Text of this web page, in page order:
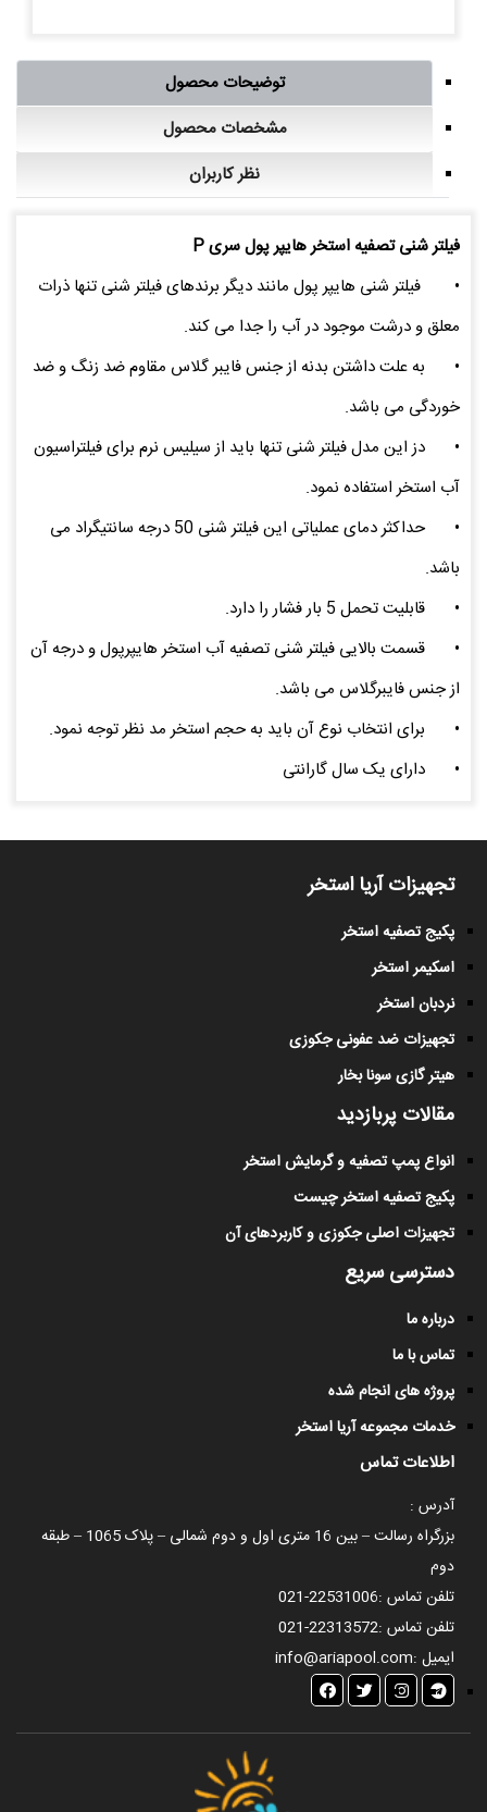
توضیحات محصول
مشخصات محصول
نظر کاربران
فیلتر شنی تصفیه استخر هایپر پول سری P
•
فیلتر شنی هایپر پول مانند دیگر برندهای فیلتر شنی تنها ذرات
معلق و درشت موجود در آب را جدا می کند.
•
به علت داشتن بدنه از جنس فایبر گلاس مقاوم ضد زنگ و ضد
خوردگی می باشد.
•
دز این مدل فیلتر شنی تنها باید از سیلیس نرم برای فیلتراسیون
آب استخر استفاده نمود.
•
حداکثر دمای عملیاتی این فیلتر شنی 50 درجه سانتیگراد می
باشد.
•
قابلیت تحمل 5 بار فشار را دارد.
•
قسمت بالایی فیلتر شنی تصفیه آب استخر هایپرپول و درجه آن
از جنس فایبرگلاس می باشد.
•
برای انتخاب نوع آن باید به حجم استخر مد نظر توجه نمود.
•
دارای یک سال گارانتی
تجهیزات آریا استخر
پکیج تصفیه استخر
اسکیمر استخر
نردبان استخر
تجهیزات ضد عفونی جکوزی
هیتر گازی سونا بخار
مقالات پربازدید
انواع پمپ تصفیه و گرمایش استخر
پکیج تصفیه استخر چیست
تجهیزات اصلی جکوزی و کاربردهای آن
دسترسی سریع
درباره ما
تماس با ما
پروژه های انجام شده
خدمات مجموعه آریا استخر
اطلاعات تماس
آدرس :
بزرگراه رسالت – بین 16 متری اول و دوم شمالی – پلاک 1065 – طبقه
دوم
تلفن تماس :021-22531006
تلفن تماس :021-22313572
ایمیل :info@ariapool.com